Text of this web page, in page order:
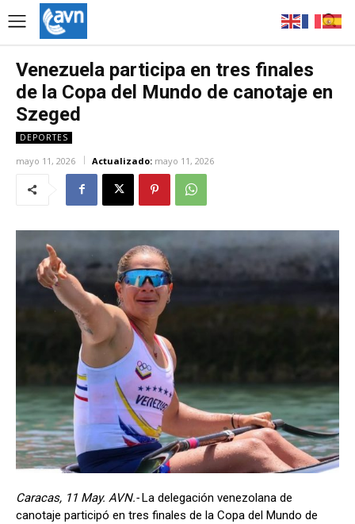
Venezuela participa en tres finales
de la Copa del Mundo de canotaje en
Szeged
DEPORTES
mayo 11, 2026 Actualizado: mayo 11, 2026
Caracas, 11 May. AVN.-La delegación venezolana de
canotaje participó en tres finales de la Copa del Mundo de